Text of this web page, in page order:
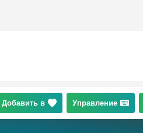
Добавить в Управление